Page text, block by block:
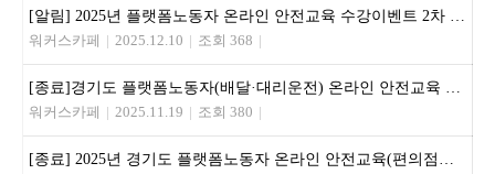
[알림] 2025년 플랫폼노동자 온라인 안전교육 수강이벤트 2차 추첨결과
워커스카페 | 2025.12.10 | 조회 368 |
[종료]경기도 플랫폼노동자(배달·대리운전) 온라인 안전교육 수강이벤트
워커스카페 | 2025.11.19 | 조회 380 |
[종료] 2025년 경기도 플랫폼노동자 온라인 안전교육(편의점쿠폰 이벤트) 안내